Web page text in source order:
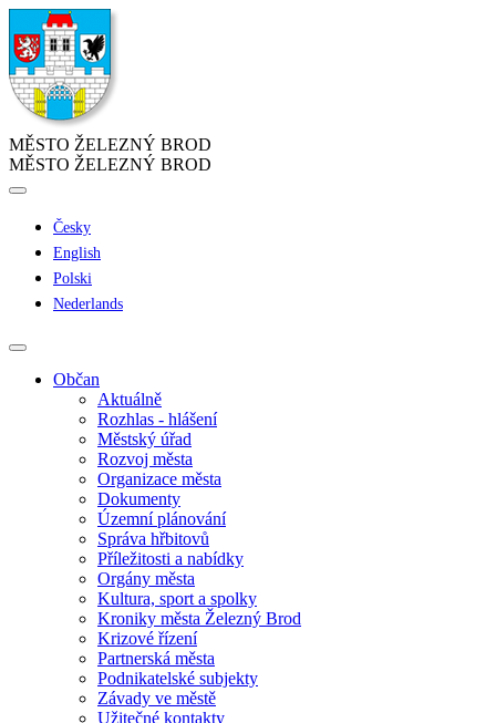
MĚSTO ŽELEZNÝ BROD
MĚSTO ŽELEZNÝ BROD
Česky
English
Polski
Nederlands
Občan
Aktuálně
Rozhlas - hlášení
Městský úřad
Rozvoj města
Organizace města
Dokumenty
Územní plánování
Správa hřbitovů
Příležitosti a nabídky
Orgány města
Kultura, sport a spolky
Kroniky města Železný Brod
Krizové řízení
Partnerská města
Podnikatelské subjekty
Závady ve městě
Užitečné kontakty